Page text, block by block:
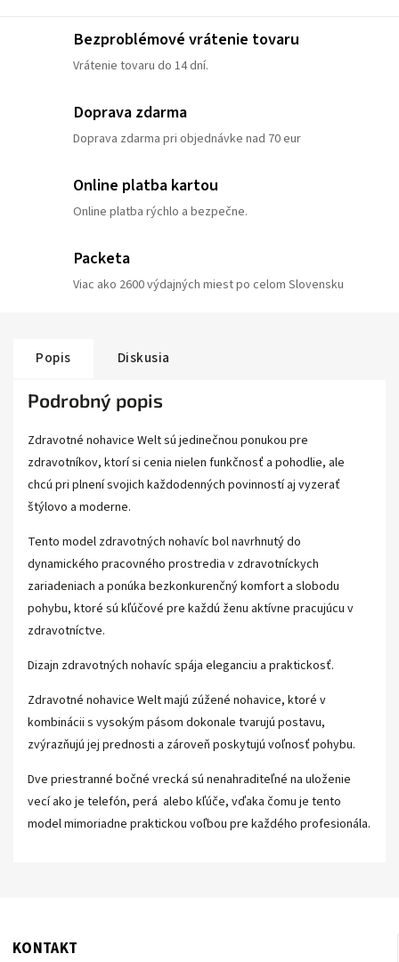
Bezproblémové vrátenie tovaru
Vrátenie tovaru do 14 dní.
Doprava zdarma
Doprava zdarma pri objednávke nad 70 eur
Online platba kartou
Online platba rýchlo a bezpečne.
Packeta
Viac ako 2600 výdajných miest po celom Slovensku
Popis Diskusia
Podrobný popis
Zdravotné nohavice Welt sú jedinečnou ponukou pre
zdravotníkov, ktorí si cenia nielen funkčnosť a pohodlie, ale
chcú pri plnení svojich každodenných povinností aj vyzerať
štýlovo a moderne.
Tento model zdravotných nohavíc bol navrhnutý do
dynamického pracovného prostredia v zdravotníckych
zariadeniach a ponúka bezkonkurenčný komfort a slobodu
pohybu, ktoré sú kľúčové pre každú ženu aktívne pracujúcu v
zdravotníctve.
Dizajn zdravotných nohavíc spája eleganciu a praktickosť.
Zdravotné nohavice Welt majú zúžené nohavice, ktoré v
kombinácii s vysokým pásom dokonale tvarujú postavu,
zvýrazňujú jej prednosti a zároveň poskytujú voľnosť pohybu.
Dve priestranné bočné vrecká sú nenahraditeľné na uloženie
vecí ako je telefón, perá alebo kľúče, vďaka čomu je tento
model mimoriadne praktickou voľbou pre každého profesionála.
KONTAKT